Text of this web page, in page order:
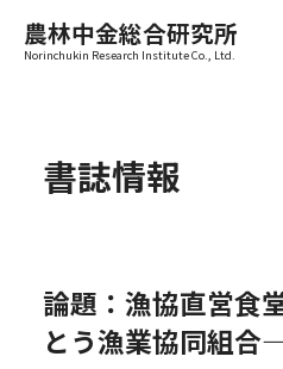
農林中金総合研究所
Norinchukin Research Institute Co., Ltd.
書誌情報
論題：漁協直営食
とう漁業協同組合